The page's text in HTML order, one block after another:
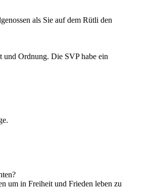
als Sie auf dem Rütli den
und Ordnung. Die SVP habe ein
um in Freiheit und Frieden leben zu